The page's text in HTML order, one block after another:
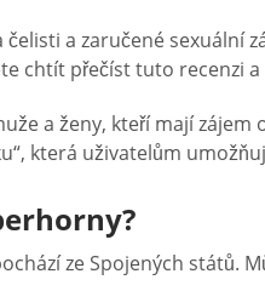
a zaručené sexuální
chtít přečíst tuto recenzi a
a ženy, kteří mají
která uživatelům
ze Spojených států.